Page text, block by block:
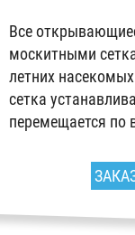
Все
москитными
летних
сетка
перемещается по